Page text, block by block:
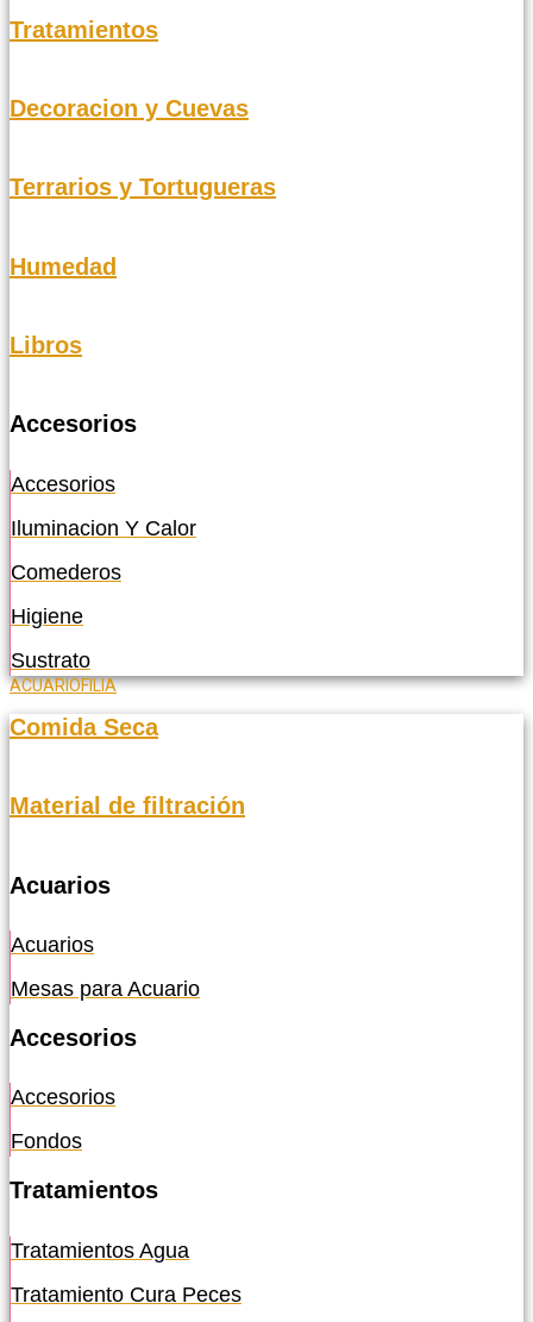
Tratamientos
Decoracion y Cuevas
Terrarios y Tortugueras
Humedad
Libros
Accesorios
Accesorios
Iluminacion Y Calor
Comederos
Higiene
Sustrato
ACUARIOFILIA
Comida Seca
Material de filtración
Acuarios
Acuarios
Mesas para Acuario
Accesorios
Accesorios
Fondos
Tratamientos
Tratamientos Agua
Tratamiento Cura Peces